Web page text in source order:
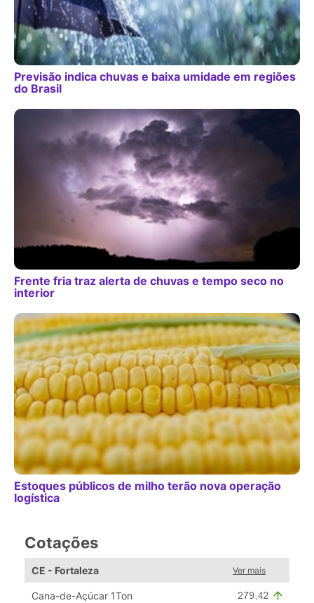
Previsão indica chuvas e baixa umidade em regiões
do Brasil
Frente fria traz alerta de chuvas e tempo seco no
interior
Estoques públicos de milho terão nova operação
logística
Cotações
CE - Fortaleza Ver mais
Cana-de-Açúcar 1Ton